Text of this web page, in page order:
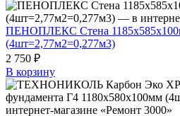
ПЕНОПЛЕКС Стена
(4шт=2,77м2=0,277м3)
2 750 ₽
В корзину